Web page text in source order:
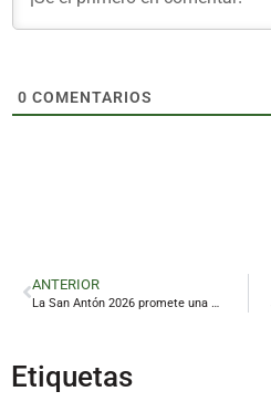
0 COMENTARIOS
ANTERIOR
La San Antón 2026 promete una batalla de altura en las calles de Jaén
Etiquetas